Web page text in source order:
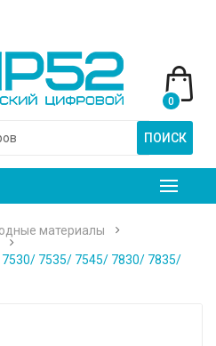
ПОИСК
0
материалы
7530/ 7535/ 7545/ 7830/ 7835/